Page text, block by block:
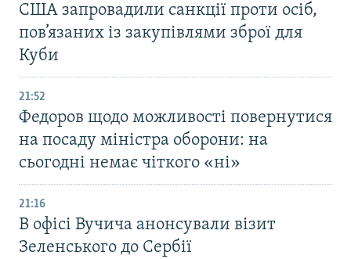
США запровадили санкції проти осіб,
пов’язаних із закупівлями зброї для
Куби
21:52
Федоров щодо можливості повернутися
на посаду міністра оборони: на
сьогодні немає чіткого «ні»
21:16
В офісі Вучича анонсували візит
Зеленського до Сербії